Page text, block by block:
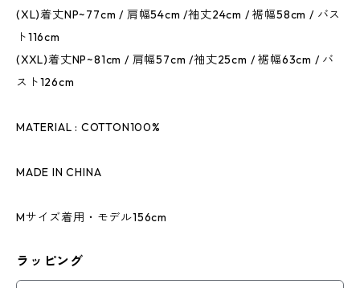
(XL)着丈NP~77cm / 肩幅54cm /袖丈24cm / 裾幅58cm / バス
ト116cm
(XXL)着丈NP~81cm / 肩幅57cm /袖丈25cm / 裾幅63cm / バ
スト126cm
MATERIAL : COTTON100%
MADE IN CHINA
Mサイズ着用・モデル156cm
ラッピング